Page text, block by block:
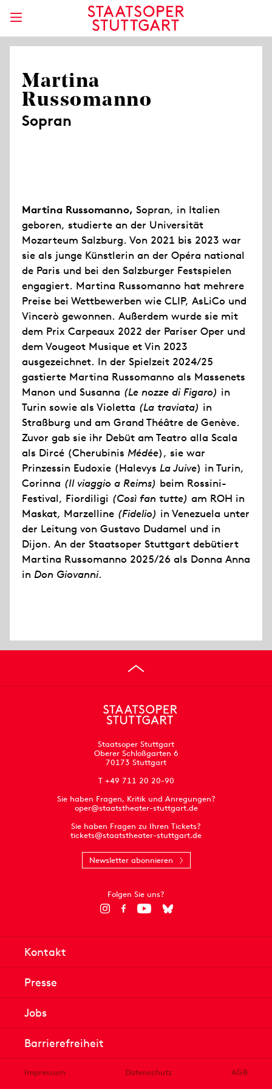
Martina
Russomanno
Sopran
Martina Russomanno, Sopran, in Italien
geboren, studierte an der Universität
Mozarteum Salzburg. Von 2021 bis 2023 war
sie als junge Künstlerin an der Opéra national
de Paris und bei den Salzburger Festspielen
engagiert. Martina Russomanno hat mehrere
Preise bei Wettbewerben wie CLIP, AsLiCo und
Vincerò gewonnen. Außerdem wurde sie mit
dem Prix Carpeaux 2022 der Pariser Oper und
dem Vougeot Musique et Vin 2023
ausgezeichnet. In der Spielzeit 2024/25
gastierte Martina Russomanno als Massenets
Manon und Susanna (Le nozze di Figaro) in
Turin sowie als Violetta (La traviata) in
Straßburg und am Grand Théâtre de Genève.
Zuvor gab sie ihr Debüt am Teatro alla Scala
als Dircé (Cherubinis Médée), sie war
Prinzessin Eudoxie (Halevys La Juive) in Turin,
Corinna (Il viaggio a Reims) beim Rossini-
Festival, Fiordiligi (Così fan tutte) am ROH in
Maskat, Marzelline (Fidelio) in Venezuela unter
der Leitung von Gustavo Dudamel und in
Dijon. An der Staatsoper Stuttgart debütiert
Martina Russomanno 2025/26 als Donna Anna
in Don Giovanni.
Staatsoper Stuttgart
Oberer Schloßgarten 6
70173 Stuttgart
T +49 711 20 20-90
Sie haben Fragen, Kritik und Anregungen?
oper@staatstheater-stuttgart.de
Sie haben Fragen zu Ihren Tickets?
tickets@staatstheater-stuttgart.de
Newsletter abonnieren
Folgen Sie uns?
Kontakt
Presse
Jobs
Barrierefreiheit
Impressum Datenschutz
AGB